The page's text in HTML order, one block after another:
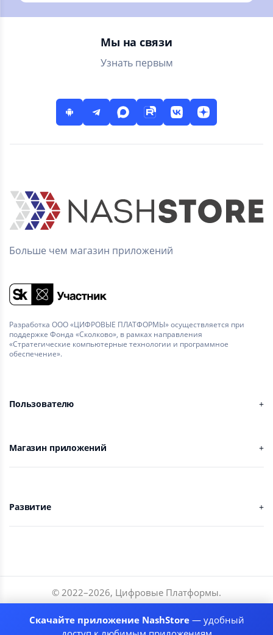
русском языке в
игре без
и убойными
возможностями
Мы на связи
Узнать первым
Больше чем магазин приложений
Разработка ООО «ЦИФРОВЫЕ ПЛАТФОРМЫ» осуществляется при
поддержке Фонда «Сколково», в рамках направления
«Стратегические компьютерные технологии и программное
обеспечение».
Пользователю
Магазин приложений
Развитие
© 2022–2026, Цифровые Платформы.
Разработчики
Соглашение
Скачайте приложение NashStore— удобный